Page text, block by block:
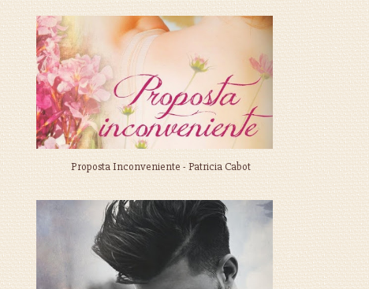
Proposta Inconveniente - Patricia Cabot